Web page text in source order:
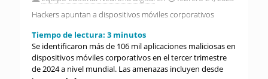
Hackers apuntan a dispositivos móviles corporativos
Tiempo de lectura: 3 minutos
Se identificaron más de 106 mil aplicaciones maliciosas en
dispositivos móviles corporativos en el tercer trimestre
de 2024 a nivel mundial. Las amenazas incluyen desde